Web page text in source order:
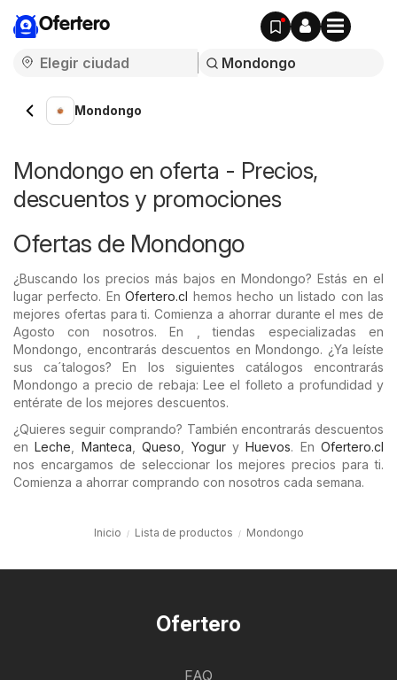
Ofertero
Mondongo
Mondongo en oferta - Precios,
descuentos y promociones
Ofertas de Mondongo
¿Buscando los precios más bajos en Mondongo? Estás en el
lugar perfecto. EnOfertero.cl hemos hecho un listado con las
mejores ofertas para ti. Comienza a ahorrar durante el mes de
Agosto con nosotros. En , tiendas especializadas en
Mondongo, encontrarás descuentos en Mondongo. ¿Ya leíste
sus ca´talogos? En los siguientes catálogos encontrarás
Mondongo a precio de rebaja: Lee el folleto a profundidad y
entérate de los mejores descuentos.
¿Quieres seguir comprando? También encontrarás descuentos
enLeche Manteca ,Queso YoguryHuevos. En Ofertero.cl
nos encargamos de seleccionar los mejores precios para ti.
Comienza a ahorrar comprando con nosotros cada semana.
Inicio Lista de productos Mondongo
Ofertero
FAQ